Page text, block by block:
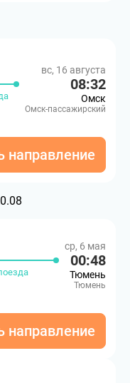
вс, 16 августа
08:32
Омск
Омск-пассажирский
направление
ср, 6 мая
00:48
Тюмень
Тюмень
направление